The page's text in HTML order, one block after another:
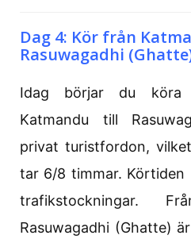
Dag 4: Kör från
Rasuwagadhi
Idag börjar du
Katmandu till
privat turistfordon,
tar 6/8 timmar.
trafikstockningar.
Rasuwagadhi (Ghatte)